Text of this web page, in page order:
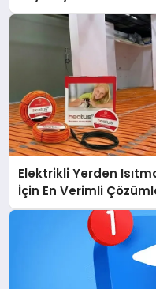
Elektrikli Yerden
İçin En Verimli